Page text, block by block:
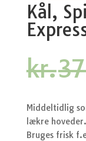
Kål,
kr.
Middeltidlig
lækre
Bruges frisk